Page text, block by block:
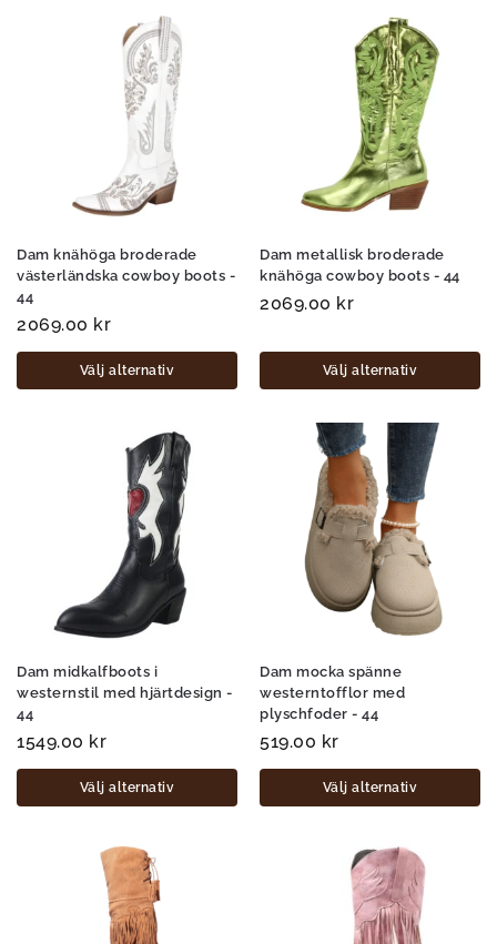
Dam knähöga broderade
västerländska cowboy boots -
44
2069.00 kr
Välj alternativ
Dam metallisk broderade
knähöga cowboy boots - 44
2069.00 kr
Välj alternativ
Dam midkalfboots i
westernstil med hjärtdesign -
44
1549.00 kr
Välj alternativ
Dam mocka spänne
westerntofflor med
plyschfoder - 44
519.00 kr
Välj alternativ